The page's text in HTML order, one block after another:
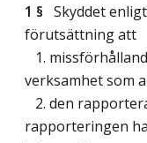
1 § Skyddet
förutsättning att
1.
verksamhet som
2. den
rapporteringen